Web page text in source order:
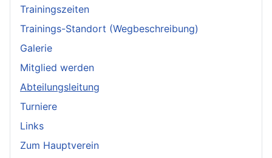
Trainingszeiten
Trainings-Standort (Wegbeschreibung)
Galerie
Mitglied werden
Abteilungsleitung
Turniere
Links
Zum Hauptverein